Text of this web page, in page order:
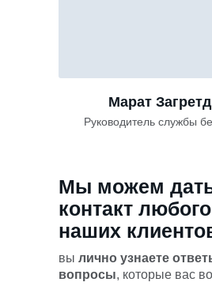
Марат
Руководитель службы
Мы можем
контакт
наших
вы лично узнаете
вопросы, которые вас